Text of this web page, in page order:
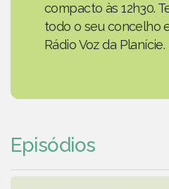
compacto às 12h30.
todo o seu concelho
Rádio Voz da Planície.
Episódios